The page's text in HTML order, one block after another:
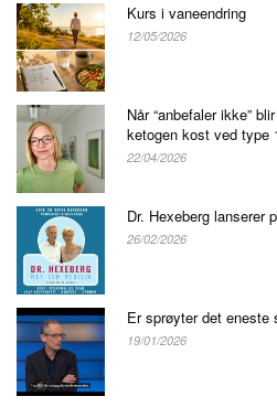
Kurs i vaneendring
12/05/2026
Når “anbefaler ikke”
ketogen kost ved type
22/04/2026
Dr. Hexeberg lanserer
26/02/2026
Er sprøyter det eneste
19/01/2026